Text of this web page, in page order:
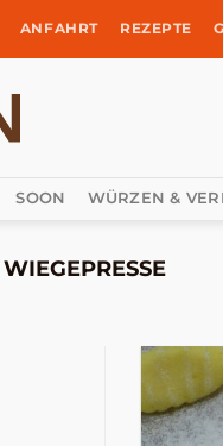
ANFAHRT REZEPTE
SOON WÜRZEN &
WIEGEPRESSE